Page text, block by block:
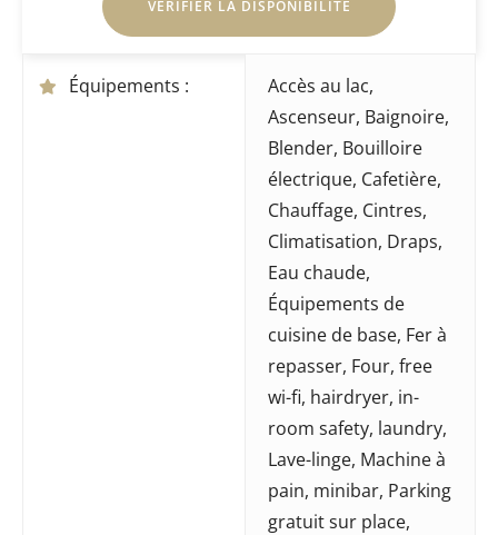
Équipements : Accès au lac,
Ascenseur, Baignoire,
Blender, Bouilloire
électrique, Cafetière,
Chauffage, Cintres,
Climatisation, Draps,
Eau chaude,
Équipements de
cuisine de base, Fer à
repasser, Four, free
wi-fi, hairdryer, in-
room safety, laundry,
Lave-linge, Machine à
pain, minibar, Parking
gratuit sur place,